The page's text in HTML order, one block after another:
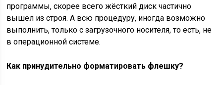
программы, скорее всего жёсткий диск частично
вышел из строя. А всю процедуру, иногда возможно
выполнить, только с загрузочного носителя, то есть, не
в операционной системе.
Как принудительно форматировать флешку?